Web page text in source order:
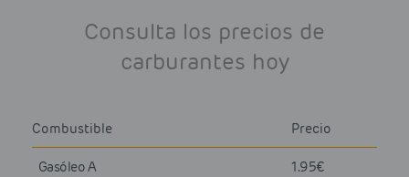
Consulta los precios de
carburantes hoy
Combustible Precio
Gasóleo A 1.95€